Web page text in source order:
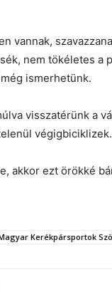
vannak,
nem tökéletes a
ismerhetünk.
visszatérünk a
végigbiciklizek.
akkor ezt örökké
Kerékpársportok